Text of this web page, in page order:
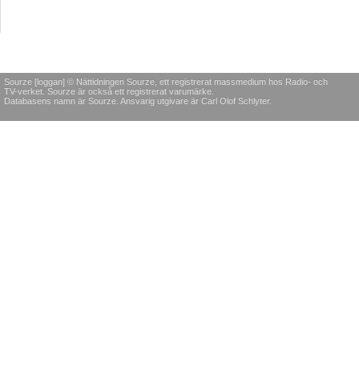
Sourze [loggan] © Nättidningen Sourze, ett registrerat massmedium hos Radio- och
TV-verket. Sourze är också ett registrerat varumärke.
Databasens namn är Sourze. Ansvarig utgivare är Carl Olof Schlyter.